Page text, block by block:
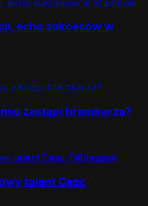
echo sukcesów w
zastąpi bramkarza?
talent Cesc